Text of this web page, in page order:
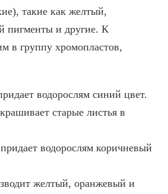
такие как желтый,
пигменты и другие. К
в группу хромопластов,
водорослям синий цвет.
старые листья в
водорослям коричневый
желтый, оранжевый и